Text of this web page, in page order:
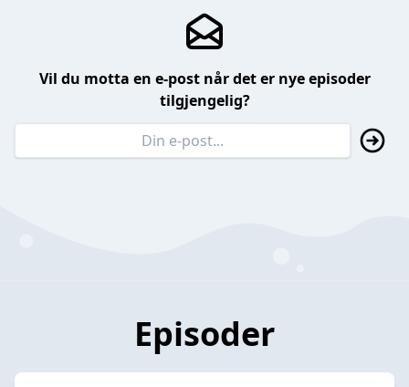
Vil du motta en e-post når det er nye episoder
tilgjengelig?
Episoder